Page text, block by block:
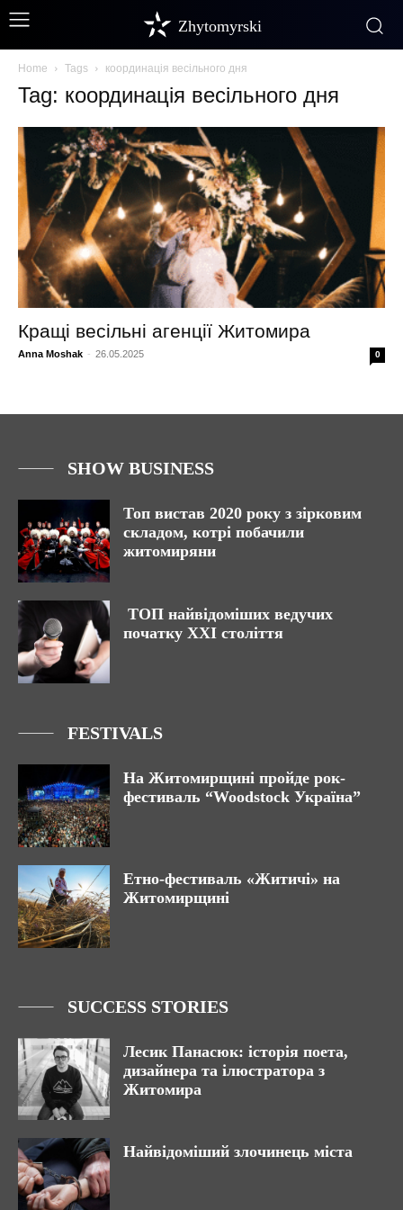
Zhytomyrski
Home Tags координація весільного дня
Tag: координація весільного дня
Кращі весільні агенції Житомира
Anna Moshak - 26.05.2025 0
SHOW BUSINESS
Топ вистав 2020 року з зірковим
складом, котрі побачили
житомиряни
ТОП найвідоміших ведучих
початку ХХІ століття
FESTIVALS
На Житомирщині пройде рок-
фестиваль “Woodstock Україна”
Етно-фестиваль «Житичі» на
Житомирщині
SUCCESS STORIES
Лесик Панасюк: історія поета,
дизайнера та ілюстратора з
Житомира
Найвідоміший злочинець міста